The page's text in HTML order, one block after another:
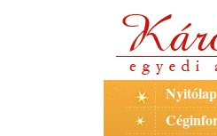
Nyitólap